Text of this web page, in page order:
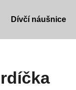
Dívčí náušnice